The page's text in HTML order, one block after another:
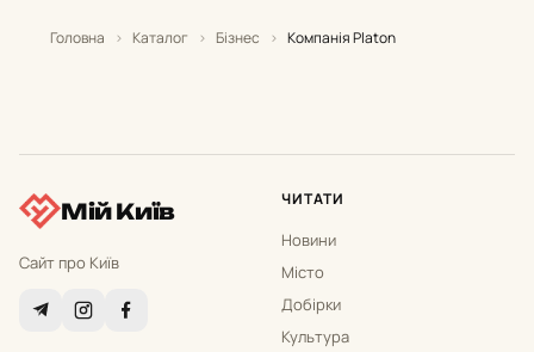
Головна › Каталог › Бізнес › Компанія Platon
Мій Київ
Сайт про Київ
ЧИТАТИ
Новини
Місто
Добірки
Культура